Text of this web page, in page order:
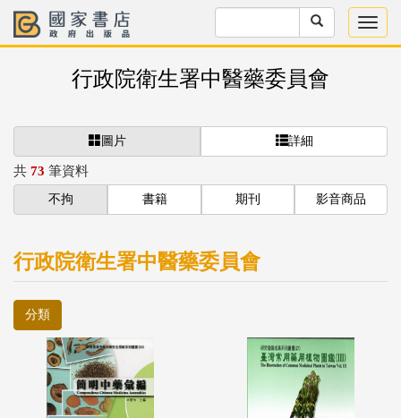
行政院衛生署中醫藥委員會
圖片 詳細
共 73 筆資料
不拘 書籍 期刊 影音商品
行政院衛生署中醫藥委員會
分類